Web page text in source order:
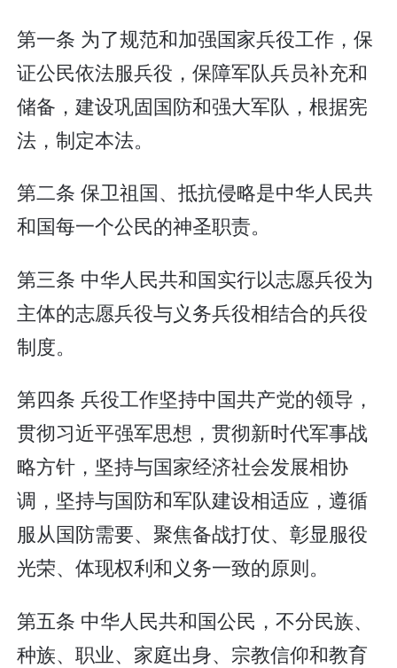
第一条 为了规范和加强国家兵役工作，保
证公民依法服兵役，保障军队兵员补充和
储备，建设巩固国防和强大军队，根据宪
法，制定本法。
第二条 保卫祖国、抵抗侵略是中华人民共
和国每一个公民的神圣职责。
第三条 中华人民共和国实行以志愿兵役为
主体的志愿兵役与义务兵役相结合的兵役
制度。
第四条 兵役工作坚持中国共产党的领导，
贯彻习近平强军思想，贯彻新时代军事战
略方针，坚持与国家经济社会发展相协
调，坚持与国防和军队建设相适应，遵循
服从国防需要、聚焦备战打仗、彰显服役
光荣、体现权利和义务一致的原则。
第五条 中华人民共和国公民，不分民族、
种族、职业、家庭出身、宗教信仰和教育